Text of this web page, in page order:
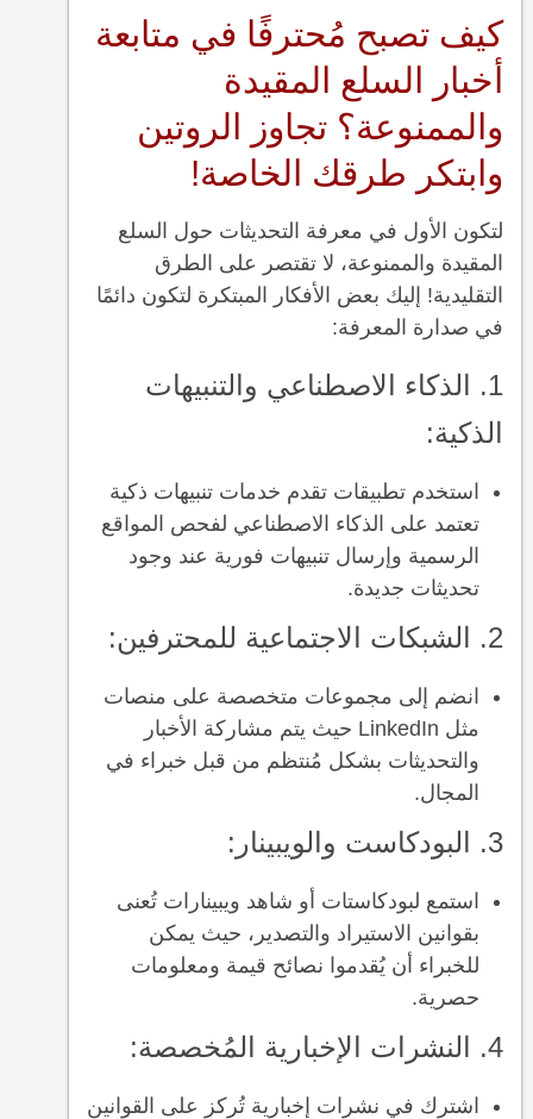
كيف تصبح مُحترفًا في متابعة
أخبار السلع المقيدة
والممنوعة؟ تجاوز الروتين
وابتكر طرقك الخاصة!
لتكون الأول في معرفة التحديثات حول السلع
المقيدة والممنوعة، لا تقتصر على الطرق
التقليدية! إليك بعض الأفكار المبتكرة لتكون دائمًا
في صدارة المعرفة:
1. الذكاء الاصطناعي والتنبيهات
الذكية:
استخدم تطبيقات تقدم خدمات تنبيهات ذكية
تعتمد على الذكاء الاصطناعي لفحص المواقع
الرسمية وإرسال تنبيهات فورية عند وجود
تحديثات جديدة.
2. الشبكات الاجتماعية للمحترفين:
انضم إلى مجموعات متخصصة على منصات
مثل LinkedIn حيث يتم مشاركة الأخبار
والتحديثات بشكل مُنتظم من قبل خبراء في
المجال.
3. البودكاست والويبينار:
استمع لبودكاستات أو شاهد ويبينارات تُعنى
بقوانين الاستيراد والتصدير، حيث يمكن
للخبراء أن يُقدموا نصائح قيمة ومعلومات
حصرية.
4. النشرات الإخبارية المُخصصة:
اشترك في نشرات إخبارية تُركز على القوانين